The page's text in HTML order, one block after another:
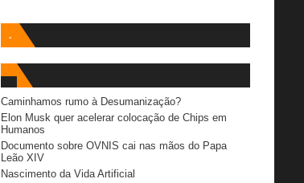
.
Caminhamos rumo à Desumanização?
Elon Musk quer acelerar colocação de Chips em
Humanos
Documento sobre OVNIS cai nas mãos do Papa
Leão XIV
Nascimento da Vida Artificial